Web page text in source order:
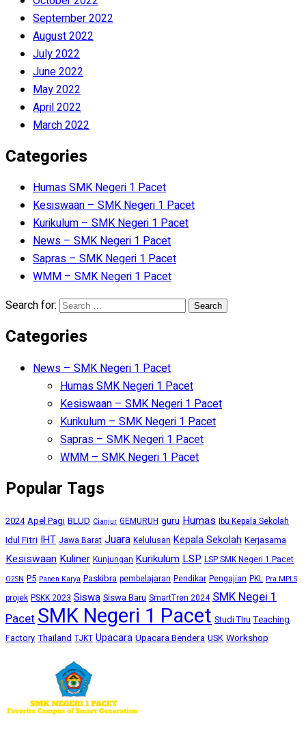
September 2022
August 2022
July 2022
June 2022
May 2022
April 2022
March 2022
Categories
Humas SMK Negeri 1 Pacet
Kesiswaan – SMK Negeri 1 Pacet
Kurikulum – SMK Negeri 1 Pacet
News – SMK Negeri 1 Pacet
Sapras – SMK Negeri 1 Pacet
WMM – SMK Negeri 1 Pacet
Search for:
Categories
News – SMK Negeri 1 Pacet
Humas SMK Negeri 1 Pacet
Kesiswaan – SMK Negeri 1 Pacet
Kurikulum – SMK Negeri 1 Pacet
Sapras – SMK Negeri 1 Pacet
WMM – SMK Negeri 1 Pacet
Popular Tags
2024 Apel Pagi BLUD Cianjur GEMURUH guru Humas Ibu Kepala Sekolah
Idul Fitri IHT Jawa Barat Juara Kelulusan Kepala Sekolah Kerjasama
Kesiswaan Kuliner Kunjungan Kurikulum LSP LSP SMK Negeri 1 Pacet
O2SN P5 Panen Karya Paskibra pembelajaran Pendikar Pengajian PKL Pra MPLS
projek PSKK 2023 Siswa Siswa Baru SmartTren 2024 SMK Negei 1
PacetSMK Negeri 1 Pacet Studi TIru Teaching
Factory Thailand TJKT Upacara Upacara Bendera USK Workshop